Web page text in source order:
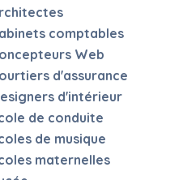
comptables
Web
d'assurance
d'intérieur
de conduite
de musique
maternelles